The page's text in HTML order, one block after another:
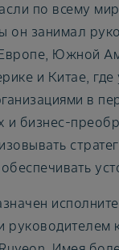
по всему
он занимал
Южной
и Китае, где
в
и бизнес-
руководителем